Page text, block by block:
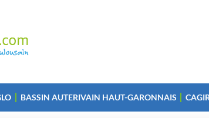
BASSIN AUTERIVAIN HAUT-GARONNAIS